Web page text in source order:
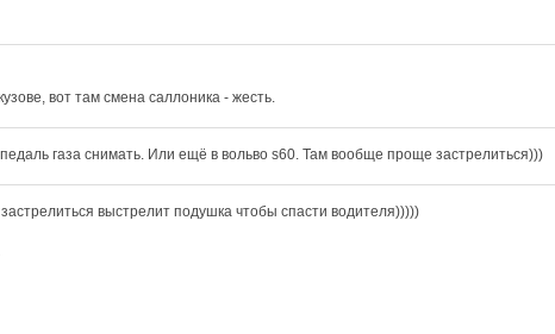
вот там смена саллоника - жесть.
газа снимать. Или ещё в вольво s60. Там вообще проще застрелиться)))
выстрелит подушка чтобы спасти водителя)))))